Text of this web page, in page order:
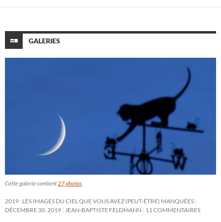
GALERIES
Cette galerie contient 27 photos
2019 : LES IMAGES DU CIEL QUE VOUS AVEZ (PEUT-ÊTRE) MANQUÉES
DÉCEMBRE 30, 2019
JEAN-BAPTISTE FELDMANN 11 COMMENTAIRES